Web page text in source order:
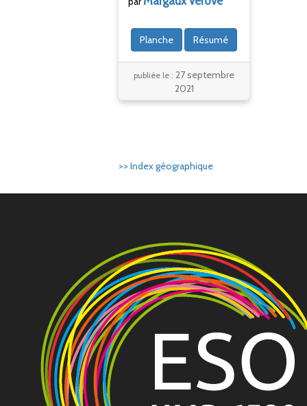
Planche Résumé
publiée le :27 septembre
2021
>> Index géographique